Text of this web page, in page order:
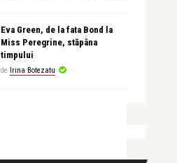
Eva Green, de la fata Bond la
Miss Peregrine, stăpâna
timpului
de Irina Botezatu